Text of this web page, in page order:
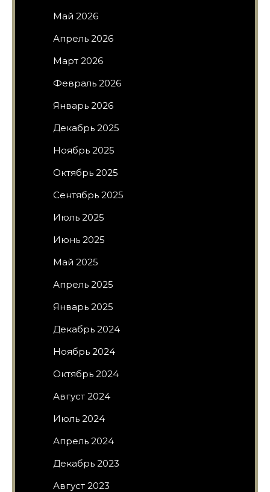
Май 2026
Апрель 2026
Март 2026
Февраль 2026
Январь 2026
Декабрь 2025
Ноябрь 2025
Октябрь 2025
Сентябрь 2025
Июль 2025
Июнь 2025
Май 2025
Апрель 2025
Январь 2025
Декабрь 2024
Ноябрь 2024
Октябрь 2024
Август 2024
Июль 2024
Апрель 2024
Декабрь 2023
Август 2023